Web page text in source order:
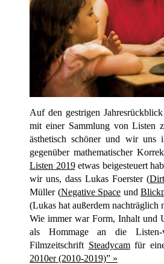
Auf den gestrigen
mit einer Sammlung von Listen
ästhetisch schöner und wir uns
gegenüber mathematischer
Listen 2019etwas beigesteuert
wir uns, dass Lukas Foerster (
Müller (Negative Space und
(Lukas hat außerdem nachträglich
Wie immer war Form, Inhalt und
als Hommage an die Listen-
Filmzeitschrift Steadycamfür eine
2010er (2010-2019)” »